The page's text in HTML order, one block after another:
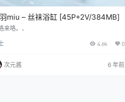
miu – 丝袜浴缸 [45P+2V/384MB]
来咯。、
4.6k 0
次元酱 6 年前